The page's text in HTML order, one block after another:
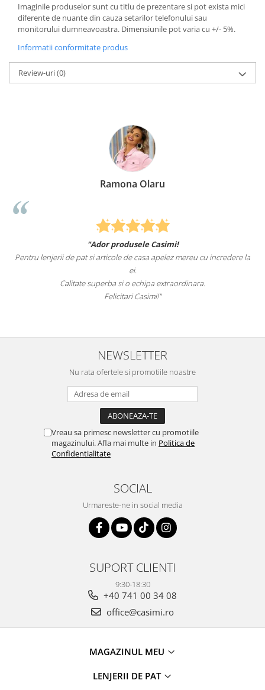
Imaginile produselor sunt cu titlu de prezentare si pot exista mici
diferente de nuante din cauza setarilor telefonului sau
monitorului dumneavoastra. Dimensiunile pot varia cu +/- 5%.
Informatii conformitate produs
Review-uri(0)
Ramona Olaru
"Ador produsele Casimi!
Pentru lenjerii de pat si articole de casa apelez mereu cu incredere la
ei.
Calitate superba si o echipa extraordinara.
Felicitari Casimi!"
NEWSLETTER
Nu rata ofertele si promotiile noastre
Vreau sa primesc newsletter cu promotiile
magazinului. Afla mai multe in Politica de
Confidentialitate
SOCIAL
Urmareste-ne in social media
SUPORT CLIENTI
9:30-18:30
+40 741 00 34 08
office@casimi.ro
MAGAZINUL MEU
LENJERII DE PAT